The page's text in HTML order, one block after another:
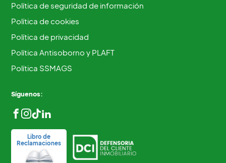
Política de seguridad de información
Política de cookies
Política de privacidad
Política Antisoborno y PLAFT
Política SSMAGS
Síguenos:
Libro de
Reclamaciones